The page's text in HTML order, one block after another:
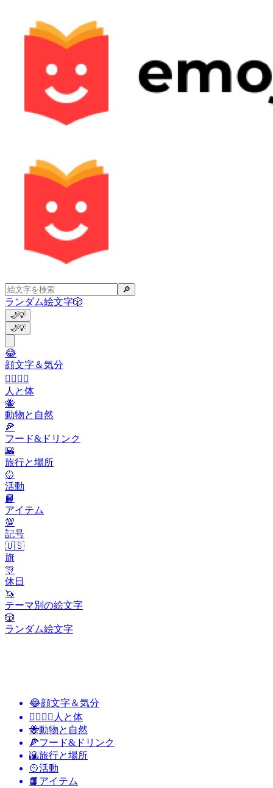
🔎
ランダム絵文字🎲
🌙💡
🌙💡
😂
顔文字＆気分
👩‍❤️‍💋‍👨
人と体
🐝
動物と自然
🍕
フード&ドリンク
🌇
旅行と場所
🥎
活動
📙
アイテム
💯
記号
🇺🇸
旗
🎊
休日
🦄
テーマ別の絵文字
🎲
ランダム絵文字
😂顔文字＆気分
👩‍❤️‍💋‍👨 人と体
🐝動物と自然
🍕フード&ドリンク
🌇旅行と場所
🥎活動
📙 アイテム